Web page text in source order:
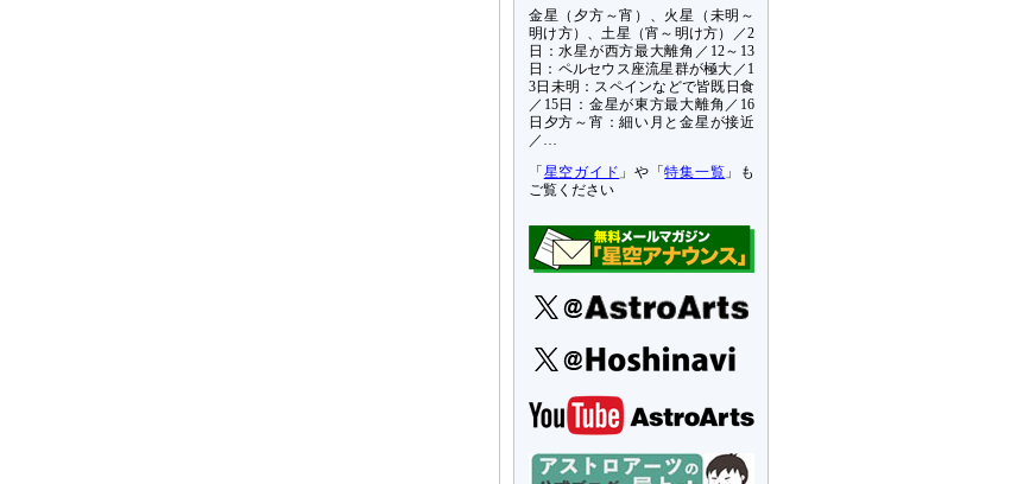
金星（夕方～宵）、火星（未明～
明け方）、土星（宵～明け方）／2
日：水星が西方最大離角／12～13
日：ペルセウス座流星群が極大／1
3日未明：スペインなどで皆既日食
／15日：金星が東方最大離角／16
日夕方～宵：細い月と金星が接近
／…
「 星空ガイド 」や「特集一覧 」も
ご覧ください